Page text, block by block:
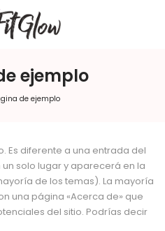
ejemplo
de ejemplo
Es diferente a una entrada del
solo lugar y aparecerá en la
de los temas). La mayoría
una página «Acerca de» que
del sitio. Podrías decir